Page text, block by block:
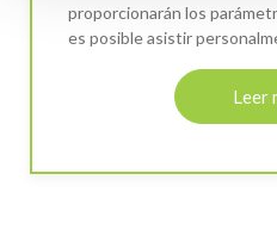
proporcionarán los
es posible asistir
Leer